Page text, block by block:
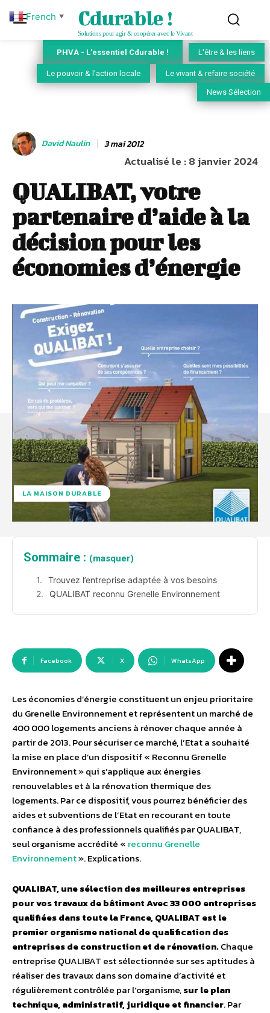
Cdurable !
Solutions pour agir & coopérer avec le Vivant
PHVA - L'essentiel Cdurable ! L'être & les liens
Le pouvoir & l'action locale Le vivant & refaire société
News Sélection
David Naulin 3 mai 2012
Actualisé le :8 janvier 2024
QUALIBAT, votre
partenaire d’aide à la
décision pour les
économies d’énergie
LA MAISON DURABLE
Sommaire : (masquer)
Trouvez l’entreprise adaptée à vos besoins
QUALIBAT reconnu Grenelle Environnement
Facebook X WhatsApp
Les économies d’énergie constituent un enjeu prioritaire
du Grenelle Environnement et représentent un marché de
400 000 logements anciens à rénover chaque année à
partir de 2013. Pour sécuriser ce marché, l’Etat a souhaité
la mise en place d’un dispositif « Reconnu Grenelle
Environnement » qui s’applique aux énergies
renouvelables et à la rénovation thermique des
logements. Par ce dispositif, vous pourrez bénéficier des
aides et subventions de l’Etat en recourant en toute
confiance à des professionnels qualifiés par QUALIBAT,
seul organisme accrédité « reconnu Grenelle
Environnement». Explications.
QUALIBAT, une sélection des meilleures entreprises
pour vos travaux de bâtimentAvec 33 000 entreprises
qualifiées dans toute la France, QUALIBAT est le
premier organisme national de qualification des
entreprises de construction et de rénovation.Chaque
entreprise QUALIBAT est sélectionnée sur ses aptitudes à
réaliser des travaux dans son domaine d’activité et
régulièrement contrôlée par l’organisme,sur le plan
technique, administratif, juridique et financier. Par
French ▼